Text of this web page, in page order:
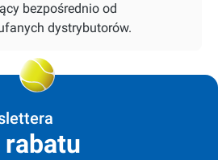
bezpośrednio od
dystrybutorów.
rabatu